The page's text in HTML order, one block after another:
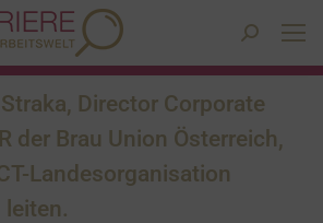
Search:
Director Corporate
der Brau Union Österreich,
Landesorganisation
leiten.